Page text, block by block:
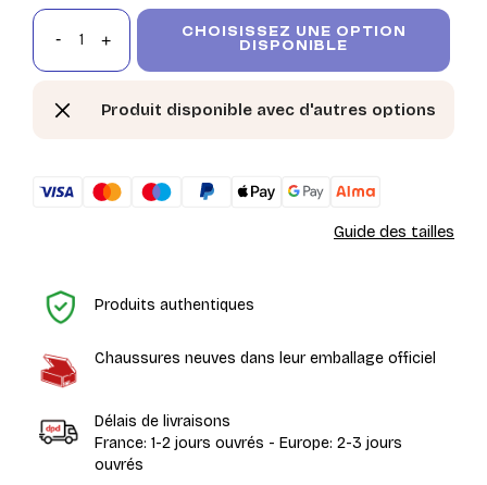
CHOISISSEZ UNE OPTION
DISPONIBLE
Produit disponible avec d'autres options
Guide des tailles
Produits authentiques
Chaussures neuves dans leur emballage officiel
Délais de livraisons
France: 1-2 jours ouvrés - Europe: 2-3 jours
ouvrés